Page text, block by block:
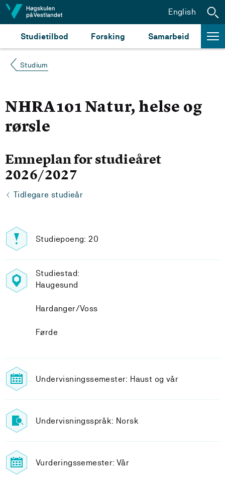
Hopp til innhald
Studietilbod Forsking Samarbeid
English
Studium
NHRA101 Natur, helse og
rørsle
Emneplan for studieåret
2026/2027
Tidlegare studieår
Studiepoeng: 20
Studiestad:
Haugesund
Hardanger/Voss
Førde
Undervisningssemester: Haust og vår
Undervisningsspråk: Norsk
Vurderingssemester: Vår